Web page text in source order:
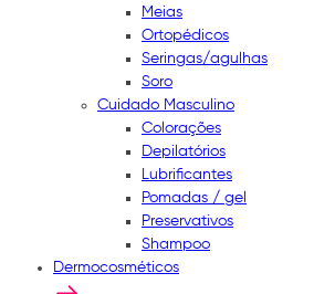
Meias
Ortopédicos
Seringas/agulhas
Soro
Cuidado Masculino
Colorações
Depilatórios
Lubrificantes
Pomadas / gel
Preservativos
Shampoo
Dermocosméticos